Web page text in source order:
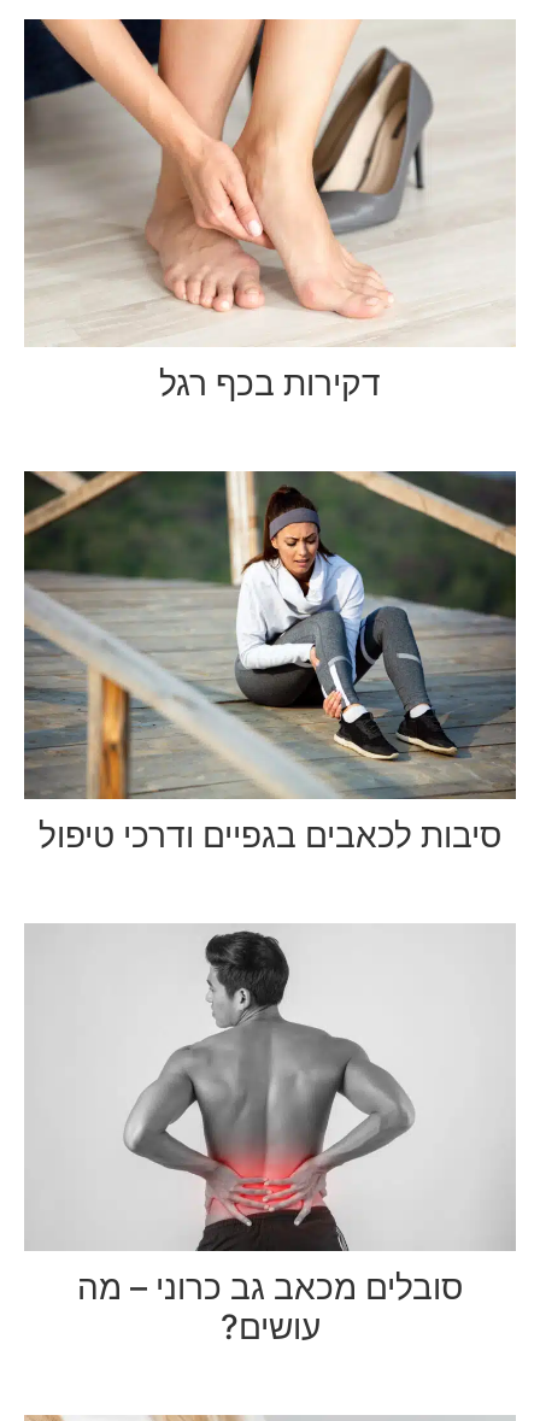
דקירות בכף רגל
סיבות לכאבים בגפיים ודרכי טיפול
סובלים מכאב גב כרוני – מה
עושים?